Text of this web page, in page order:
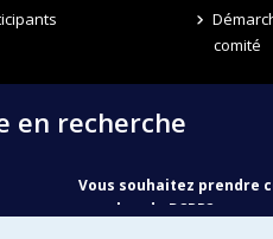
comité
en recherche
Vous souhaitez prendre
membre du BCRR?